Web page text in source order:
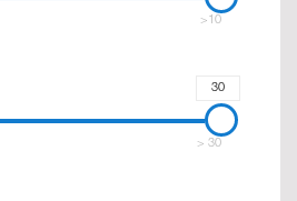
>10
30
> 30